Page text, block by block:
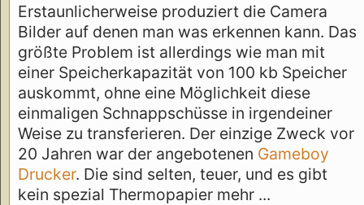
Erstaunlicherweise produziert die Camera
Bilder auf denen man was erkennen kann. Das
größte Problem ist allerdings wie man mit
einer Speicherkapazität von 100 kb Speicher
auskommt, ohne eine Möglichkeit diese
einmaligen Schnappschüsse in irgendeiner
Weise zu transferieren. Der einzige Zweck vor
20 Jahren war der angebotenen Gameboy
Drucker. Die sind selten, teuer, und es gibt
kein spezial Thermopapier mehr ...